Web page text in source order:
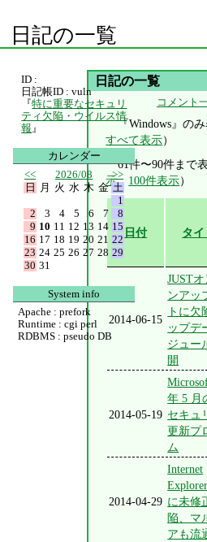
日記の一覧
日記の一覧
コメント
『Windows』の
すべて表示）
61件〜90件まで
示、 100件表示）
日付 タ
2014-06-15
JUST
ンアッ
トに欠
ップデ
ジュー
開
2014-05-19
年 5 月
セキュ
更新プ
ム
2014-04-29
Internet
に未修
陥、マ
アも流
ID :
日記帳ID : vuln
『特に重要なセキュリ
ティ欠陥・ウイルス情
報 』
カレンダー
<<
2026/08
>>
日
月 火 水 木 金 土
1
2
3 4 5 6 7
8
9 10 11 12 13 14 15
16 17 18 19 20 21 22
23 24 25 26 27 28 29
30 31
System info
Apache : prefork
Runtime : cgi perl
RDBMS : pseudo DB